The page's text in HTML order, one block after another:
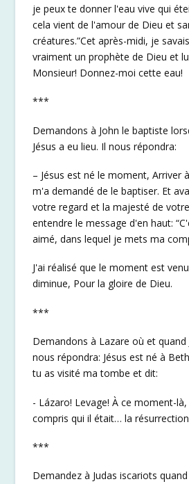
je peux te donner l'eau vive qui
cela vient de l'amour de Dieu et
créatures.”Cet après-midi, je
vraiment un prophète de Dieu et
Monsieur! Donnez-moi cette eau!
***
Demandons à John le baptiste
Jésus a eu lieu. Il nous répondra:
– Jésus est né le moment, Arriver
m'a demandé de le baptiser. Et
votre regard et la majesté de
entendre le message d'en haut:
aimé, dans lequel je mets ma
J'ai réalisé que le moment est
diminue, Pour la gloire de Dieu.
***
Demandons à Lazare où et quand
nous répondra: Jésus est né à
tu as visité ma tombe et dit:
- Lázaro! Levage! À ce moment-
compris qui il était… la
***
Demandez à Judas iscariots